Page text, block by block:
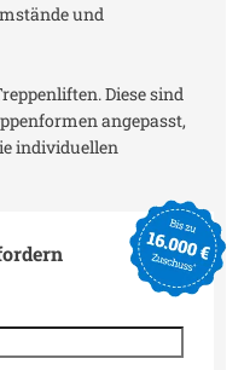
und
Diese sind
angepasst,
individuellen